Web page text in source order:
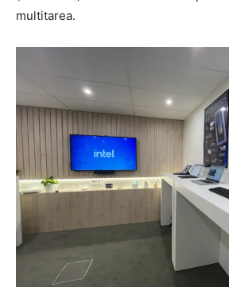
multitarea.